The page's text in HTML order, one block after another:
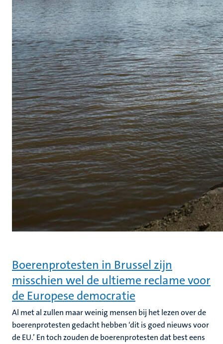
Boerenprotesten in Brussel zijn
misschien wel de ultieme reclame voor
de Europese democratie
Al met al zullen maar weinig mensen bij het lezen over de
boerenprotesten gedacht hebben ‘dit is goed nieuws voor
de EU.’ En toch zouden de boerenprotesten dat best eens